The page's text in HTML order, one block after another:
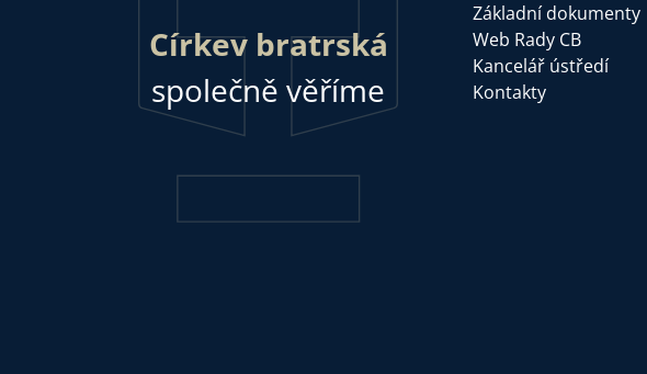
Církev bratrská
společně věříme
Základní dokumenty
Web Rady CB
Kancelář ústředí
Kontakty